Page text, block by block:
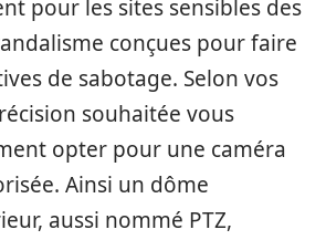
pour les sites sensibles des
conçues pour faire
de sabotage. Selon vos
souhaitée vous
opter pour une caméra
Ainsi un dôme
aussi nommé PTZ,